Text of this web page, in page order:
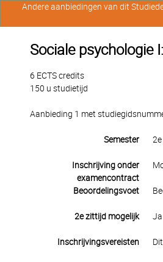
Sociale psychologie
6 ECTS credits
150 u studietijd
Aanbieding 1 met
Semester
Inschrijving onder
examencontract
Beoordelingsvoet
2e zittijd mogelijk Ja
Inschrijvingsvereisten
Andere aanbiedingen van dit